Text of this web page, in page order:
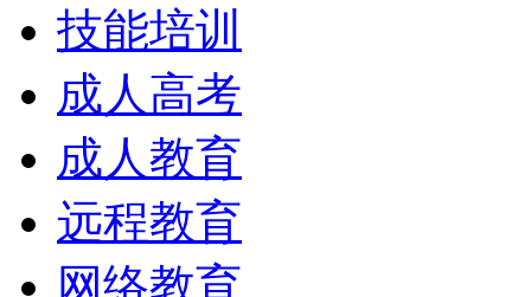
技能培训
成人高考
成人教育
远程教育
网络教育